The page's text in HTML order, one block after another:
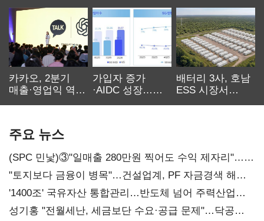
카카오, 2분기
매출·영업익 역대
가입자 증가
·AIDC 성장…
배터리 3사, 호남
ESS 시장서
주요 뉴스
(SPC 민낯)③"일매출 280만원 찍어도 수익 제자리"…
점주 울리는 '상시 할인'
"토지보다 금융이 병목"…건설업계, PF 자금경색 해소
목소리
'1400조' 국유자산 통합관리…반도체 넘어 주력산업
구조혁신
성기홍 "전월세난, 세금보단 수요·공급 문제"…닥공